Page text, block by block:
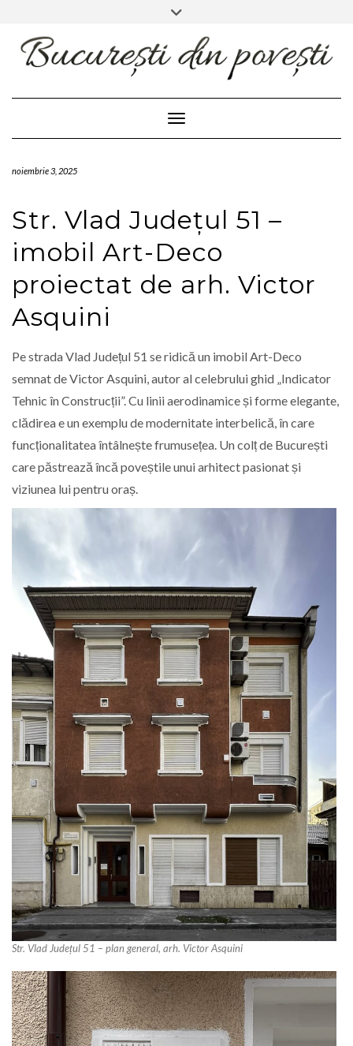
content
Toggle
Toggle Navigation
noiembrie 3, 2025
Str. Vlad Județul 51 –
imobil Art-Deco
proiectat de arh. Victor
Asquini
Pe strada Vlad Județul 51 se ridică un imobil Art-Deco
semnat de Victor Asquini, autor al celebrului ghid „Indicator
Tehnic în Construcții”. Cu linii aerodinamice și forme elegante,
clădirea e un exemplu de modernitate interbelică, în care
funcționalitatea întâlnește frumusețea. Un colț de București
care păstrează încă poveștile unui arhitect pasionat și
viziunea lui pentru oraș.
Str. Vlad Județul 51 – plan general, arh. Victor Asquini